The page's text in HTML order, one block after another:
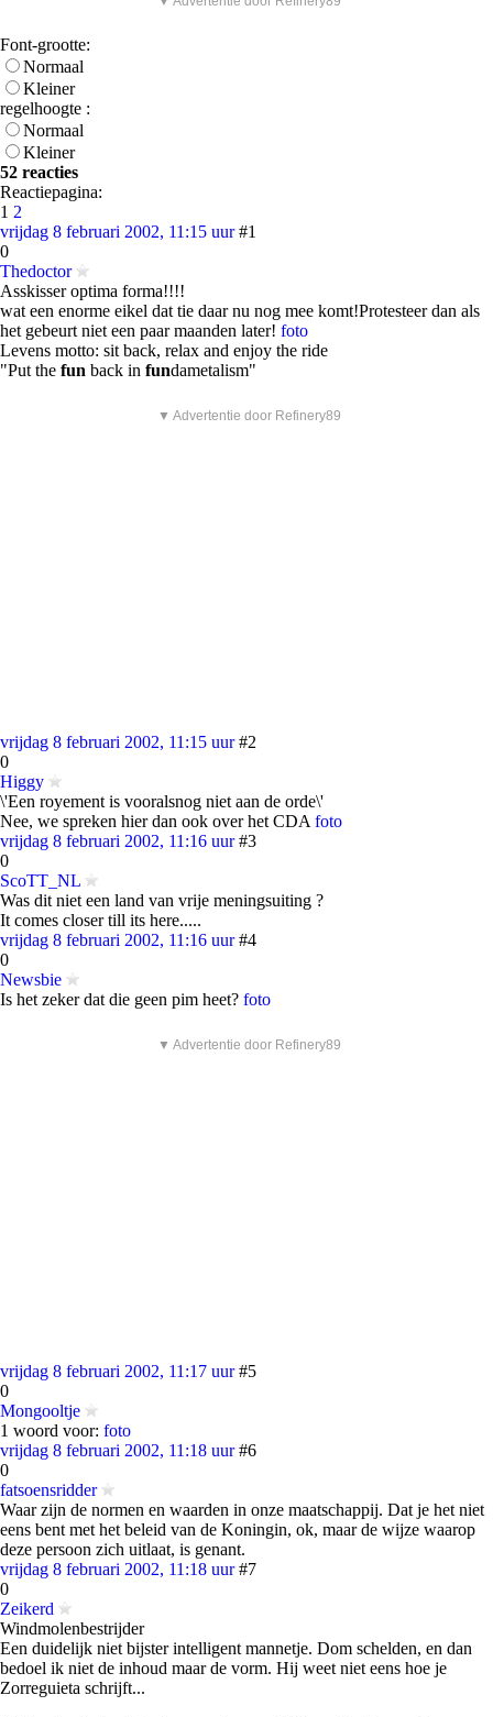
Font-grootte:
Normaal
Kleiner
regelhoogte :
Normaal
Kleiner
52 reacties
Reactiepagina:
1 2
vrijdag 8 februari 2002, 11:15 uur #1
0
Thedoctor
Asskisser optima forma!!!!
wat een enorme eikel dat tie daar nu nog mee komt!Protesteer dan als
het gebeurt niet een paar maanden later! foto
Levens motto: sit back, relax and enjoy the ride
"Put the fun back in fundametalism"
▼ Advertentie door Refinery89
vrijdag 8 februari 2002, 11:15 uur #2
0
Higgy
\'Een royement is vooralsnog niet aan de orde\'
Nee, we spreken hier dan ook over het CDA foto
vrijdag 8 februari 2002, 11:16 uur #3
0
ScoTT_NL
Was dit niet een land van vrije meningsuiting ?
It comes closer till its here.....
vrijdag 8 februari 2002, 11:16 uur #4
0
Newsbie
Is het zeker dat die geen pim heet? foto
▼ Advertentie door Refinery89
vrijdag 8 februari 2002, 11:17 uur #5
0
Mongooltje
1 woord voor: foto
vrijdag 8 februari 2002, 11:18 uur #6
0
fatsoensridder
Waar zijn de normen en waarden in onze maatschappij. Dat je het niet
eens bent met het beleid van de Koningin, ok, maar de wijze waarop
deze persoon zich uitlaat, is genant.
vrijdag 8 februari 2002, 11:18 uur #7
0
Zeikerd
Windmolenbestrijder
Een duidelijk niet bijster intelligent mannetje. Dom schelden, en dan
bedoel ik niet de inhoud maar de vorm. Hij weet niet eens hoe je
Zorreguieta schrijft...